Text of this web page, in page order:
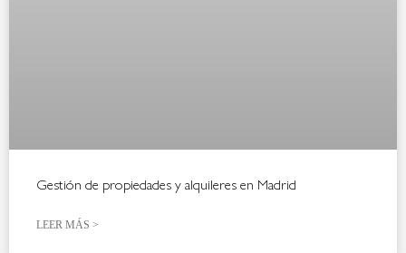
Gestión de propiedades y alquileres en Madrid
LEER MÁS >